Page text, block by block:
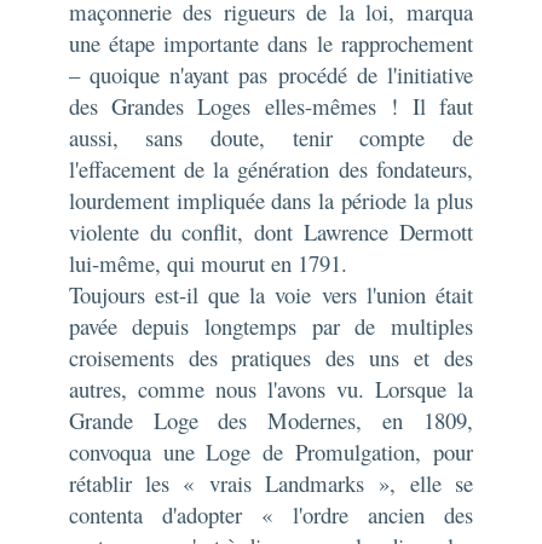
maçonnerie des rigueurs de la loi, marqua
une étape importante dans le rapprochement
– quoique n'ayant pas procédé de l'initiative
des Grandes Loges elles-mêmes ! Il faut
aussi, sans doute, tenir compte de
l'effacement de la génération des fondateurs,
lourdement impliquée dans la période la plus
violente du conflit, dont Lawrence Dermott
lui-même, qui mourut en 1791.
Toujours est-il que la voie vers l'union était
pavée depuis longtemps par de multiples
croisements des pratiques des uns et des
autres, comme nous l'avons vu. Lorsque la
Grande Loge des Modernes, en 1809,
convoqua une Loge de Promulgation, pour
rétablir les « vrais Landmarks », elle se
contenta d'adopter « l'ordre ancien des